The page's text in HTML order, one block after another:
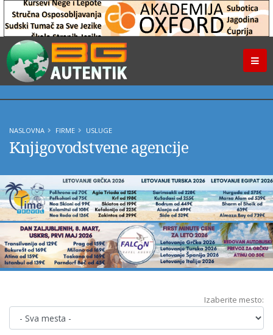
NASLOVNA FIRME USLUGE
Knjigovodstvene agencije
Izaberite mesto: